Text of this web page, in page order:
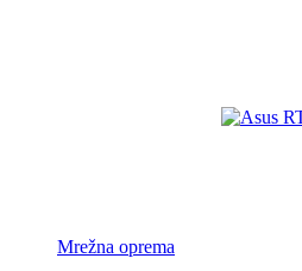
Mrežna oprema